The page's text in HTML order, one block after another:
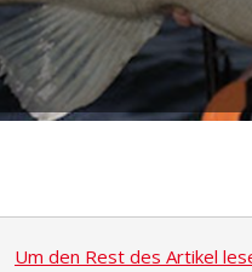
Um den Rest des Artikel